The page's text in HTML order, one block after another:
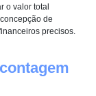
o valor total
de
precisos.